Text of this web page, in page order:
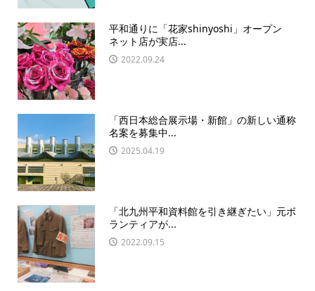
平和通りに「花家shinyoshi」オープン
ネット店が実店...
2022.09.24
「西日本総合展示場・新館」の新しい通称
名案を募集中...
2025.04.19
「北九州平和資料館を引き継ぎたい」元ボ
ランティアが...
2022.09.15